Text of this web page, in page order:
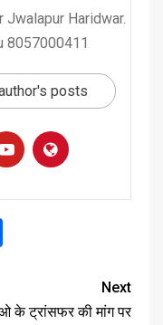
Jwalapur Haridwar.
8057000411
posts
Next
के ट्रांसफर की मांग पर